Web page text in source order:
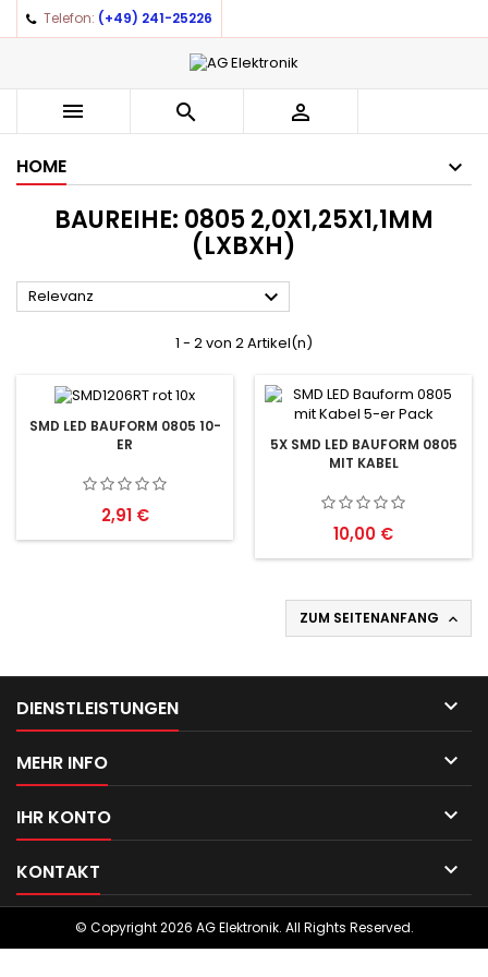
Telefon: (+49) 241-25226
  
HOME
BAUREIHE: 0805 2,0X1,25X1,1MM
(LXBXH)
Relevanz 
1 - 2 von 2 Artikel(n)
SMD LED BAUFORM 0805 10-
ER
Preis
2,91 €
5X SMD LED BAUFORM 0805
MIT KABEL
Preis
10,00 €
ZUM SEITENANFANG 
DIENSTLEISTUNGEN 
MEHR INFO 
IHR KONTO 
KONTAKT 
© Copyright 2026 AG Elektronik. All Rights Reserved.